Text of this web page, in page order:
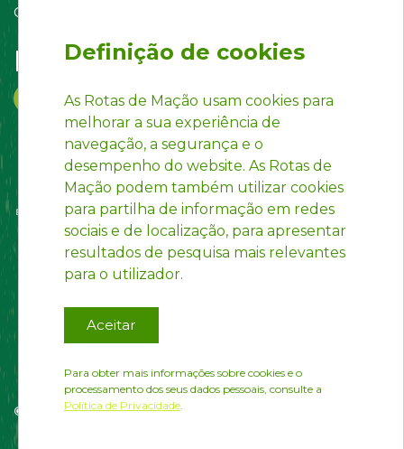
Contact us
Follow us on:
© Rotas de Mação | Developed by
Definição de cookies
As Rotas de Mação usam cookies para
melhorar a sua experiência de
navegação, a segurança e o
desempenho do website. As Rotas de
Mação podem também utilizar cookies
para partilha de informação em redes
sociais e de localização, para apresentar
resultados de pesquisa mais relevantes
para o utilizador.
Aceitar
Para obter mais informações sobre cookies e o
processamento dos seus dados pessoais, consulte a
Política de Privacidade.